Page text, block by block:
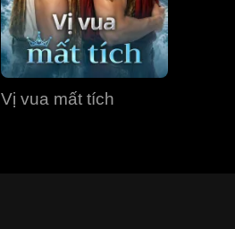
Vị vua mất tích